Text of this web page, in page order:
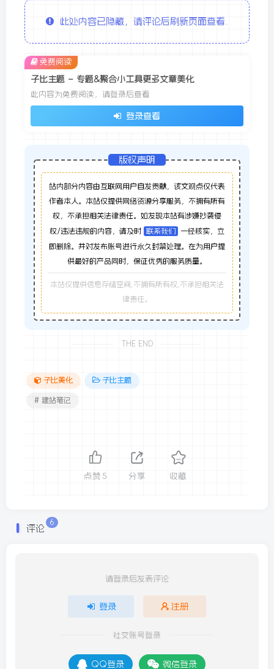
此处内容已隐藏，请评论后刷新页面查看.
子比主题 – 专题&聚合小工具更多文章美化
此内容为免费阅读，请登录后查看
登录查看
免费阅读
版权声明
站内部分内容由互联网用户自发贡献，该文观点仅代表
作者本人。本站仅提供网络资源分享服务，不拥有所有
权，不承担相关法律责任。如发现本站有涉嫌抄袭侵
权/违法违规的内容，请及时 联系我们 一经核实，立
即删除。并对发布账号进行永久封禁处理。在为用户提
供最好的产品同时，保证优秀的服务质量。
本站仅提供信息存储空间,不拥有所有权,不承担相关法
律责任。
THE END
子比美化 子比主题
# 建站笔记
点赞 5 分享 收藏
评论
6
请登录后发表评论
登录 注册
社交账号登录
QQ登录 微信登录